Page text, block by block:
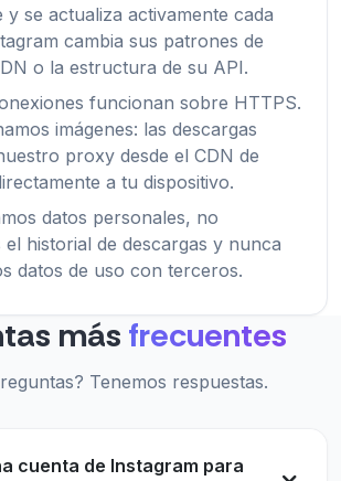
y se actualiza activamente cada
cambia sus patrones de
o la estructura de su API.
funcionan sobre HTTPS.
imágenes: las descargas
proxy desde el CDN de
a tu dispositivo.
datos personales, no
el historial de descargas y nunca
datos de uso con terceros.
más frecuentes
Tenemos respuestas.
cuenta de Instagram para